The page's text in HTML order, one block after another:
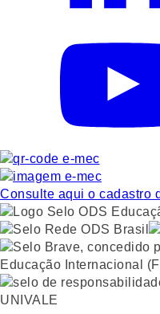
Consulte aqui o cadastro
UNIVALE